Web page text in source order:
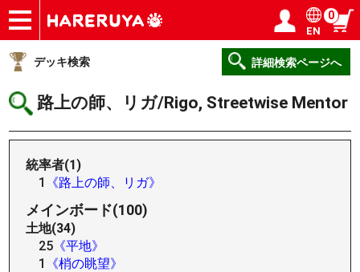
ショップ
買取
記事
デッキ検索
デッキ構築
選手一覧
店舗一覧
イベント
ヘルプ
お問い合わせ ログイン／会員登録
EN
0
デッキ検索 詳細検索ページへ
路上の師、リガ/Rigo, Streetwise Mentor
統率者(1)
1
《路上の師、リガ》
メインボード(100)
土地(34)
25 《平地》
1
《梢の眺望》